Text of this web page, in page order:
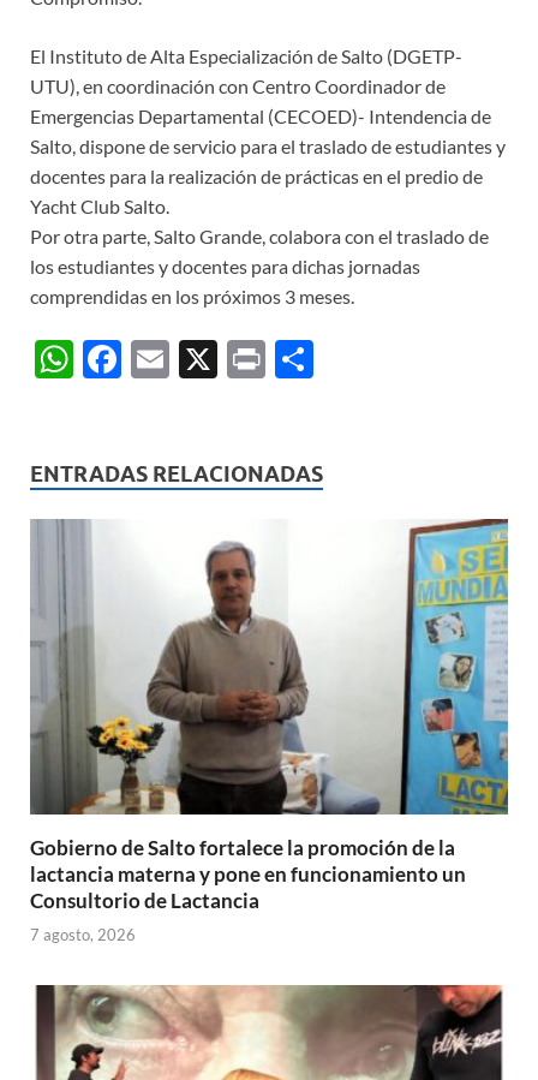
El Instituto de Alta Especialización de Salto (DGETP-
UTU), en coordinación con Centro Coordinador de
Emergencias Departamental (CECOED)- Intendencia de
Salto, dispone de servicio para el traslado de estudiantes y
docentes para la realización de prácticas en el predio de
Yacht Club Salto.
Por otra parte, Salto Grande, colabora con el traslado de
los estudiantes y docentes para dichas jornadas
comprendidas en los próximos 3 meses.
W
s
A
F
b
E
X
P
p
ENTRADAS RELACIONADAS
Gobierno de Salto fortalece la promoción de la
lactancia materna y pone en funcionamiento un
Consultorio de Lactancia
7 agosto, 2026